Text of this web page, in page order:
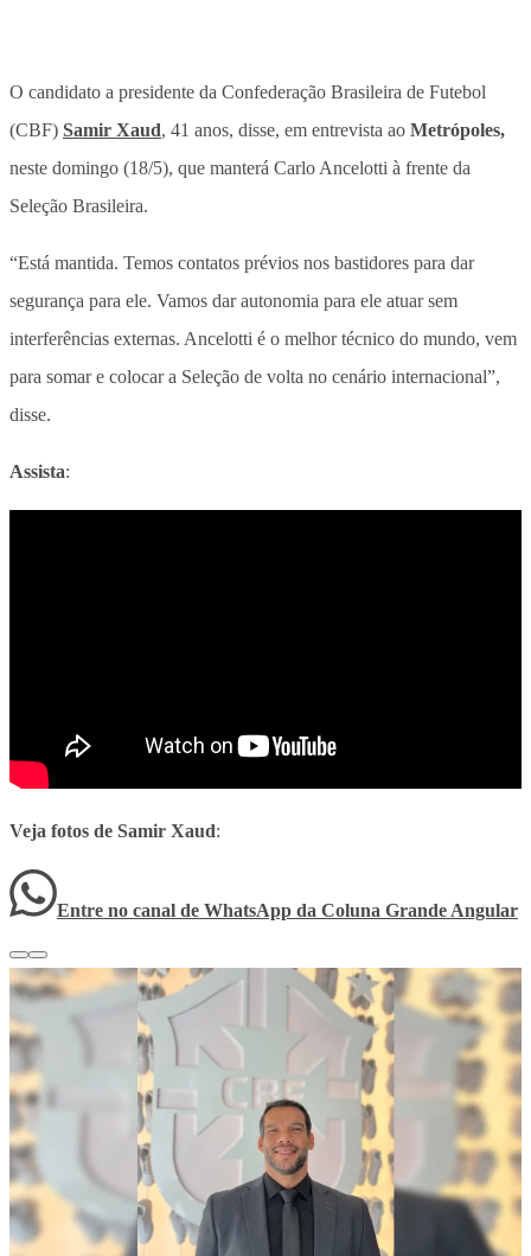
O candidato a presidente da Confederação Brasileira de Futebol
(CBF) Samir Xaud, 41 anos, disse, em entrevista ao Metrópoles,
neste domingo (18/5), que manterá Carlo Ancelotti à frente da
Seleção Brasileira.
“Está mantida. Temos contatos prévios nos bastidores para dar
segurança para ele. Vamos dar autonomia para ele atuar sem
interferências externas. Ancelotti é o melhor técnico do mundo, vem
para somar e colocar a Seleção de volta no cenário internacional”,
disse.
Assista:
Veja fotos de Samir Xaud:
Entre no canal de WhatsApp da Coluna Grande Angular